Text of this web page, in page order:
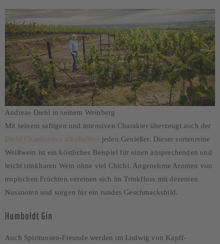
Andreas Diehl in seinem Weinberg
Mit seinem saftigen und intensiven Charakter überzeugt auch der
Diehl Chardonnay alkoholfrei jeden Genießer. Dieser sortenreine
Weißwein ist ein köstliches Beispiel für einen ansprechenden und
leicht trinkbaren Wein ohne viel Chichi. Angenehme Aromen von
tropischen Früchten vereinen sich im Trinkfluss mit dezenten
Nussnoten und sorgen für ein rundes Geschmacksbild.
Humboldt Gin
Auch Spirituosen-Freunde werden im Ludwig von Kapff-